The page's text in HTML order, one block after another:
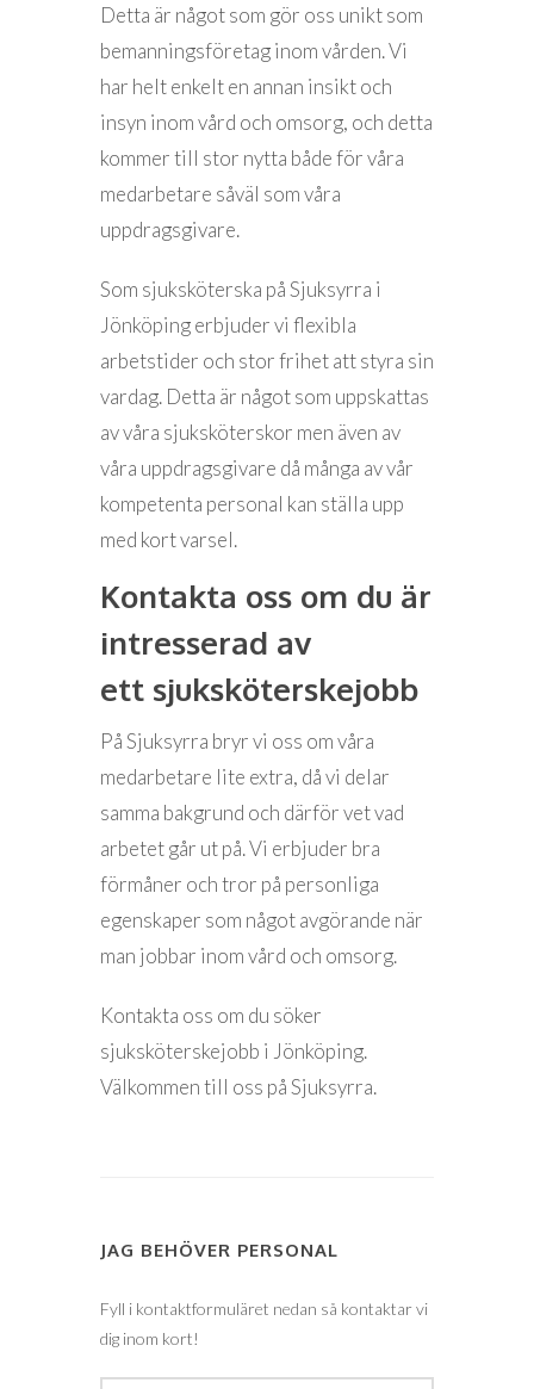
Detta är något som gör oss unikt som
bemanningsföretag inom vården. Vi
har helt enkelt en annan insikt och
insyn inom vård och omsorg, och detta
kommer till stor nytta både för våra
medarbetare såväl som våra
uppdragsgivare.
Som sjuksköterska på Sjuksyrra i
Jönköping erbjuder vi flexibla
arbetstider och stor frihet att styra sin
vardag. Detta är något som uppskattas
av våra sjuksköterskor men även av
våra uppdragsgivare då många av vår
kompetenta personal kan ställa upp
med kort varsel.
Kontakta oss om du är
intresserad av
ett sjuksköterskejobb
På Sjuksyrra bryr vi oss om våra
medarbetare lite extra, då vi delar
samma bakgrund och därför vet vad
arbetet går ut på. Vi erbjuder bra
förmåner och tror på personliga
egenskaper som något avgörande när
man jobbar inom vård och omsorg.
Kontakta oss om du söker
sjuksköterskejobb i Jönköping.
Välkommen till oss på Sjuksyrra.
JAG BEHÖVER PERSONAL
Fyll i kontaktformuläret nedan så kontaktar vi
dig inom kort!